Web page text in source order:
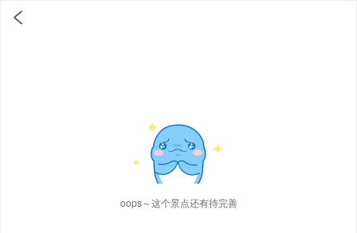

oops～这个景点还有待完善